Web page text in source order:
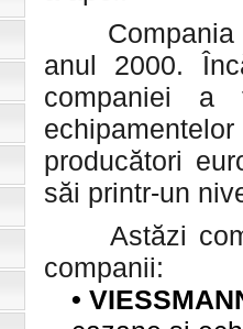
anul 2000.
companiei a
producători
săi printr-un
Astăzi
companii:
•